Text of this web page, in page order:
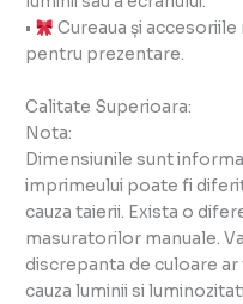
•
Cureaua și
pentru prezentare.
Calitate Superioara:
Nota:
Dimensiunile sunt
imprimeului poate fi
cauza taierii. Exista o
masuratorilor manuale.
discrepanta de culoare
cauza luminii si